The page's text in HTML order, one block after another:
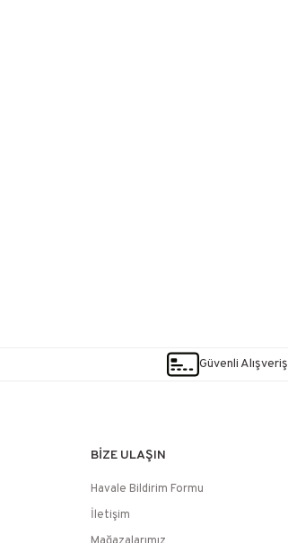
Güvenli Alışveriş
BİZE ULAŞIN
Havale Bildirim Formu
İletişim